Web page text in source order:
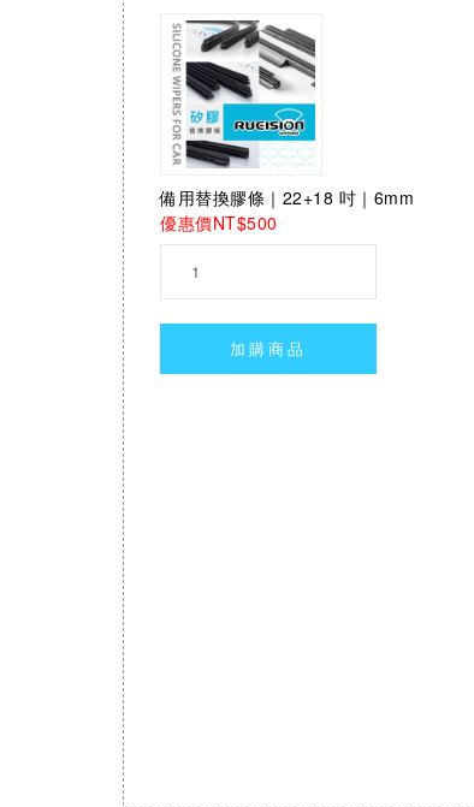
備用替換膠條｜22+18 吋｜6mm
優惠價NT$500
加購商品